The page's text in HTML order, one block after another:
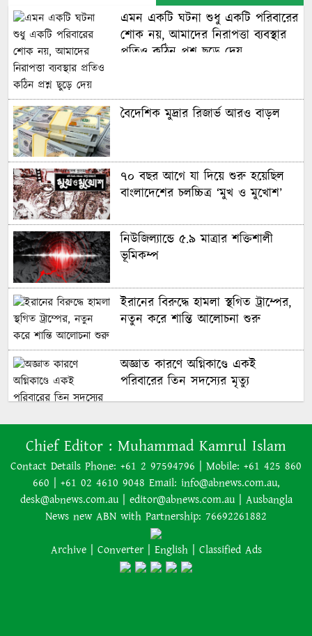
বাংলাদেশের নারী ফুটবলারদের অদৃশ্য
লড়াই, শিরোপা জিতেও অবহেলিত
গড়লেন ইতিহাস
দিয়েছেন: লাম
পানামার বিদায়
অক্টোপাস পলের উত্তরসূরিরা
অস্ট্রেলিয়াকে ২-০ গোলে হারিয়েছে
যুক্তরাষ্ট্র
সিদ্ধান্ত জানালেন মেসি
বিশ্বকাপের মঞ্চে: অস্ট্রেলিয়ার ফুটবলে
আফ্রিকান রূপকথা
এমন একটি ঘটনা শুধু একটি পরিবারের
শোক নয়, আমাদের নিরাপত্তা ব্যবস্থার
প্রতিও কঠিন প্রশ্ন ছুড়ে দেয়
বৈদেশিক মুদ্রার রিজার্ভ আরও বাড়ল
৭০ বছর আগে যা ‍দিয়ে শুরু হয়েছিল
বাংলাদেশের চলচ্চিত্র ‘মুখ ও মুখোশ’
নিউজিল্যান্ডে ৫.৯ মাত্রার শক্তিশালী
ভূমিকম্প
ইরানের বিরুদ্ধে হামলা স্থগিত ট্রাম্পের,
নতুন করে শান্তি আলোচনা শুরু
অজ্ঞাত কারণে অগ্নিকাণ্ডে একই
পরিবারের তিন সদস্যের মৃত্যু
অনেক ইতিবাচক অগ্রগতি ঘটেছে:
পররাষ্ট্রমন্ত্রীর সঙ্গে বৈঠকের পর ট্রাম্পের
বিশেষ দূত
আমাকে গ্রেপ্তারের চেষ্টা রুখে দিতে
প্রস্তুত ‘স্পেশাল ফোর্স’
Chief Editor : Muhammad Kamrul Islam
Contact Details Phone: +61 2 97594796 | Mobile: +61 425 860
660 | +61 02 4610 9048 Email: info@abnews.com.au,
desk@abnews.com.au | editor@abnews.com.au | Ausbangla
News new ABN with Partnership: 76692261882
Archive | Converter | English | Classified Ads